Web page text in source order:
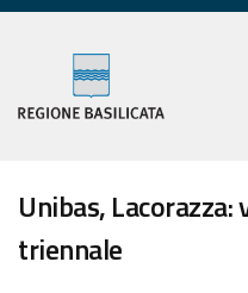
Unibas,
triennale